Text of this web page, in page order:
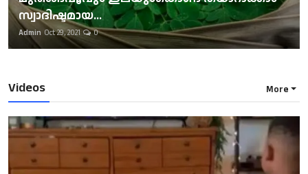
സ്വാദിഷ്ടമായ...
Admin Oct 29, 2021 0
Videos More